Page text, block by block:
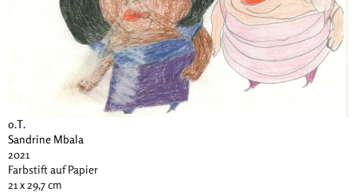
o.T.
Sandrine Mbala
2021
Farbstift auf Papier
21 x 29,7 cm